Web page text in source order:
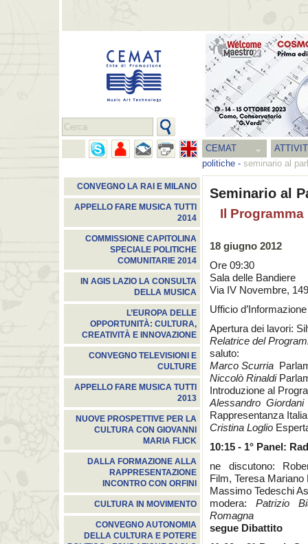
CEMAT
politiche - seminario al
CONVEGNO LA RAI E MILANO
APPELLO FARE MUSICA TUTTI
2014
COMMISSIONE CAPITOLINA
SPECIALE POLITICHE
COMUNITARIE 2014
IN AGIS LAZIO LA CONSULTA
DELLA MUSICA
L’EUROPA DELLE
OPPORTUNITÀ: CULTURA,
CREATIVITÀ E INNOVAZIONE
CONVEGNO TELEVISIONI E
CULTURE
APPELLO FARE MUSICA TUTTI
2013
NUOVE PROSPETTIVE PER LA
CULTURA CON GIOVANNI
MARIA FLICK
DALLA FORMAZIONE ALLA
RAPPRESENTAZIONE
INCONTRO CON ORFINI
CULTURA IN MOVIMENTO
CONVEGNO AUTONOMIA
DELLA CULTURA E POTERE
Seminario al
Il
18 giugno 2012
Ore 09:30
Sala delle Bandiere
Via IV Novembre,
Ufficio
Apertura dei lavori:
Relatrice del
saluto:
Marco Scurria
Niccolò Rinaldi
Introduzione al
Alessandro Giordani
Rappresentanza
Cristina Loglio
10:15 - 1° Panel:
ne discutono:
Film, Teresa Mariano
Massimo Tedeschi
modera: Patrizio
Romagna
segue Dibattito